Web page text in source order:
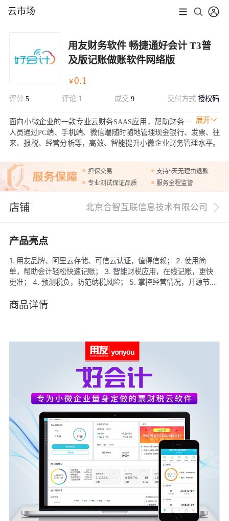
云市场
用友财务软件 畅捷通好会计 T3普
及版记账做账软件网络版
￥0.1
评分 5 评论 1 成交 9 交付方式授权码
展开
面向小微企业的一款专业云财务SAAS应用，帮助财务
人员通过PC端、手机端、微信端随时随地管理现金银行、发票、往
来、报税、经营分析等，高效、智能提升小微企业财务管理水平。
担保交易
支持5天无理由退款
专业测试保证品质
服务全程监管
店铺 北京合智互联信息技术有限公司
产品亮点
1. 用友品牌、阿里云存储、可信云认证，值得信赖； 2. 使用简
单，帮助会计轻松快速记账； 3. 智能财税应用，在线记账，更快
更准； 4. 预测税负，防范纳税风险； 5. 掌控经营情况，开源节
商品详情